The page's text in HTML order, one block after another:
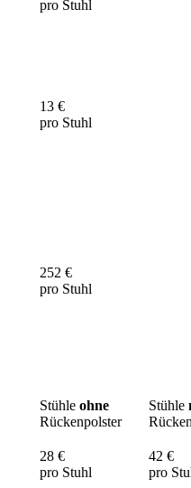
pro Stuhl
13 €
pro Stuhl
252 €
pro Stuhl
Stühle ohne
Rückenpolster
Stühle
28 €
pro Stuhl
42 €
pro